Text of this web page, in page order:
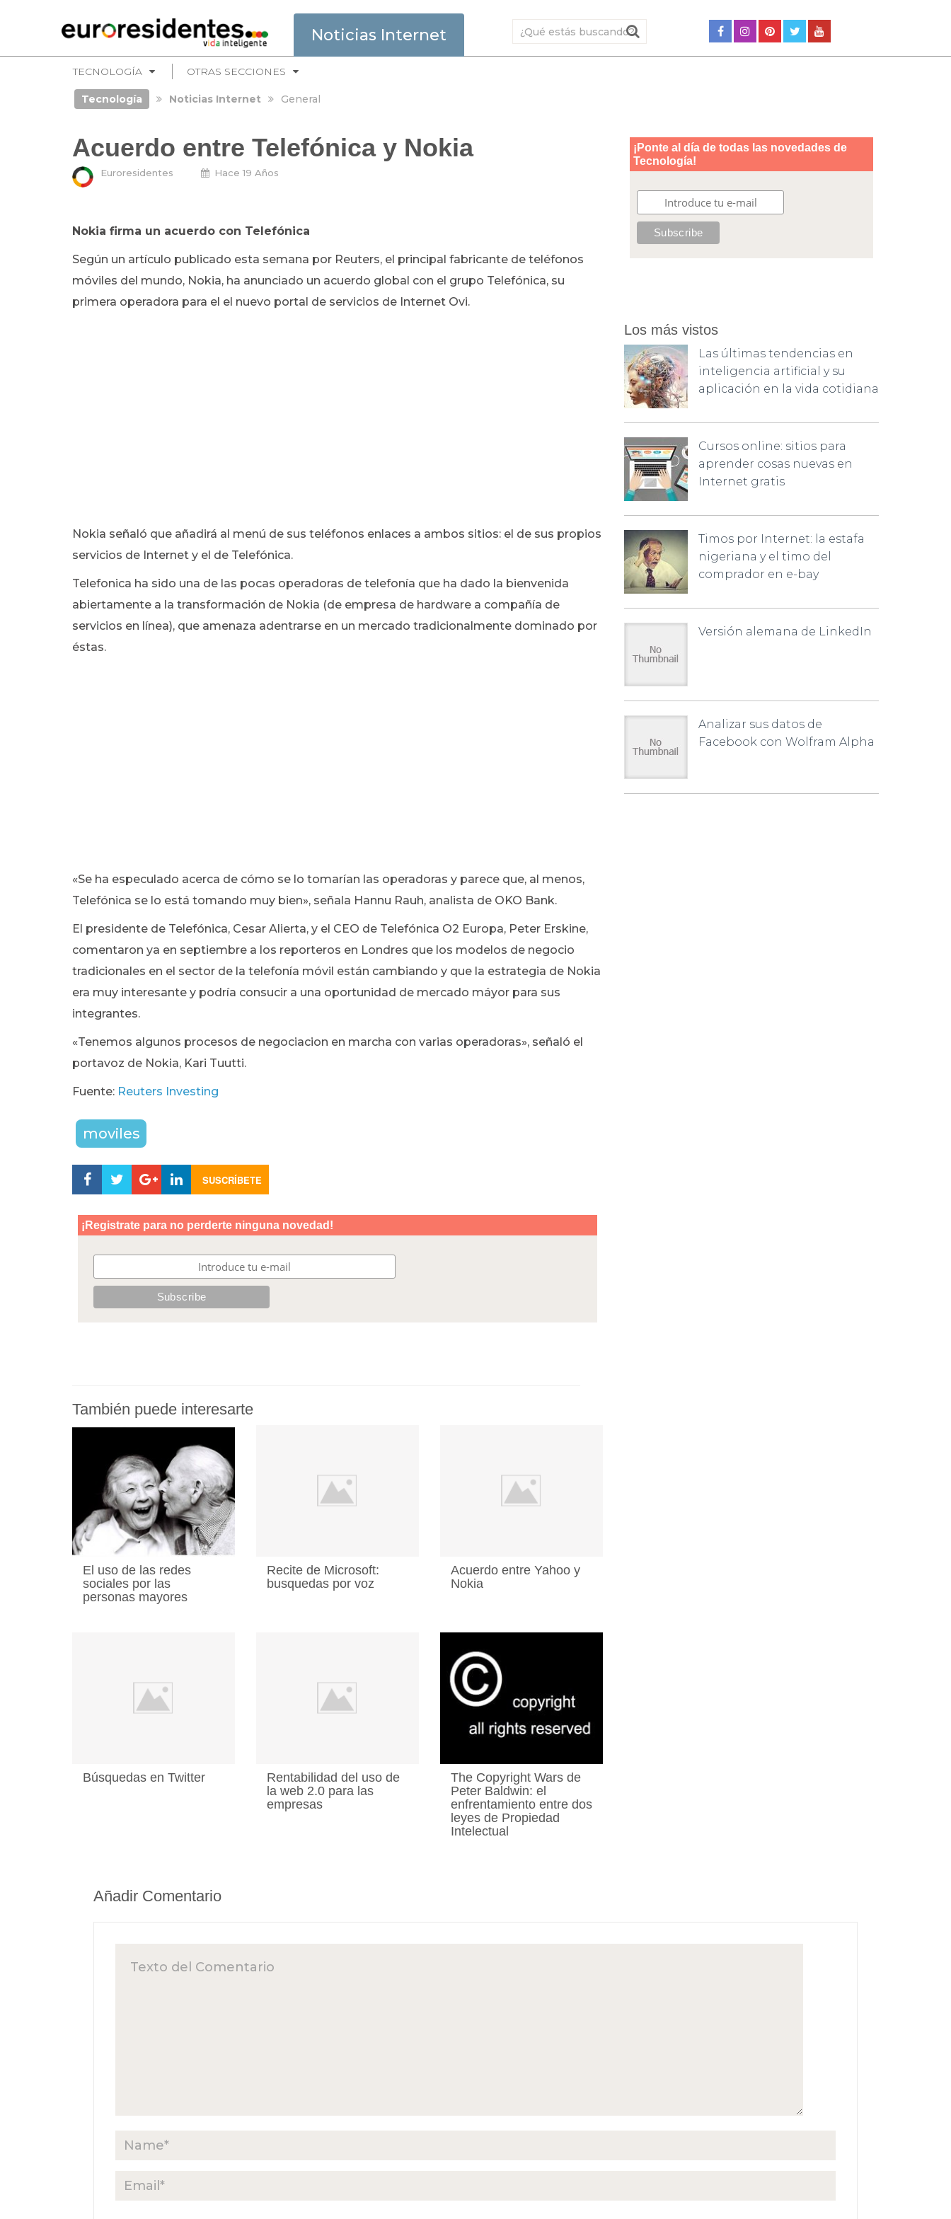
Noticias Internet
TECNOLOGÍA OTRAS SECCIONES
Tecnología Noticias Internet General
Acuerdo entre Telefónica y Nokia
Euroresidentes Hace 19 Años
Nokia firma un acuerdo con Telefónica
Según un artículo publicado esta semana por Reuters, el principal fabricante de teléfonos
móviles del mundo, Nokia, ha anunciado un acuerdo global con el grupo Telefónica, su
primera operadora para el el nuevo portal de servicios de Internet Ovi.
Nokia señaló que añadirá al menú de sus teléfonos enlaces a ambos sitios: el de sus propios
servicios de Internet y el de Telefónica.
Telefonica ha sido una de las pocas operadoras de telefonía que ha dado la bienvenida
abiertamente a la transformación de Nokia (de empresa de hardware a compañía de
servicios en línea), que amenaza adentrarse en un mercado tradicionalmente dominado por
éstas.
«Se ha especulado acerca de cómo se lo tomarían las operadoras y parece que, al menos,
Telefónica se lo está tomando muy bien», señala Hannu Rauh, analista de OKO Bank.
El presidente de Telefónica, Cesar Alierta, y el CEO de Telefónica O2 Europa, Peter Erskine,
comentaron ya en septiembre a los reporteros en Londres que los modelos de negocio
tradicionales en el sector de la telefonía móvil están cambiando y que la estrategia de Nokia
era muy interesante y podría consucir a una oportunidad de mercado máyor para sus
integrantes.
«Tenemos algunos procesos de negociacion en marcha con varias operadoras», señaló el
portavoz de Nokia, Kari Tuutti.
Fuente: Reuters Investing
moviles
SUSCRÍBETE
También puede interesarte
El uso de las redes
sociales por las
personas mayores
Recite de Microsoft:
busquedas por voz
Acuerdo entre Yahoo y
Nokia
Búsquedas en Twitter
Rentabilidad del uso de
la web 2.0 para las
empresas
The Copyright Wars de
Peter Baldwin: el
enfrentamiento entre dos
leyes de Propiedad
Intelectual
Los más vistos
Las últimas tendencias en
inteligencia artificial y su
aplicación en la vida cotidiana
Cursos online: sitios para
aprender cosas nuevas en
Internet gratis
Timos por Internet: la estafa
nigeriana y el timo del
comprador en e-bay
Versión alemana de LinkedIn
Analizar sus datos de
Facebook con Wolfram Alpha
Añadir Comentario